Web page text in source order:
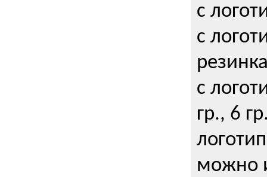
с
с
с
гр., 6
можно